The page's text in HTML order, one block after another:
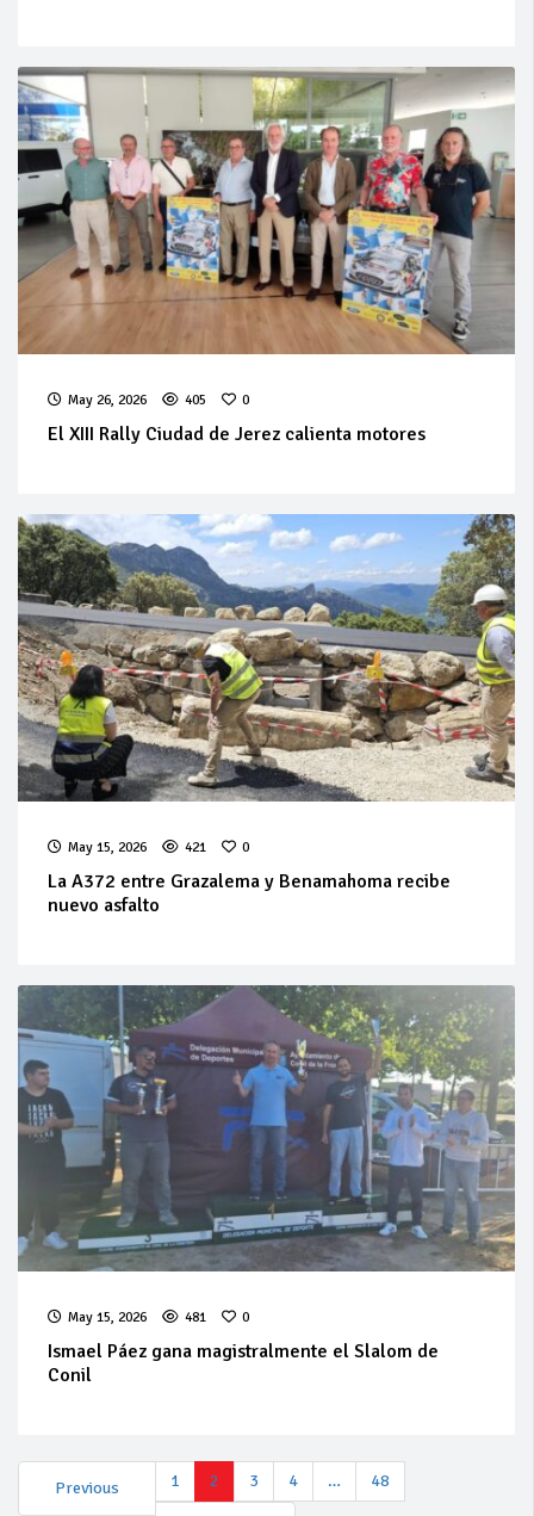
May 26, 2026 405 0
El XIII Rally Ciudad de Jerez calienta motores
May 15, 2026 421 0
La A372 entre Grazalema y Benamahoma recibe
nuevo asfalto
May 15, 2026 481 0
Ismael Páez gana magistralmente el Slalom de
Conil
Previous 1 2 3 4 … 48